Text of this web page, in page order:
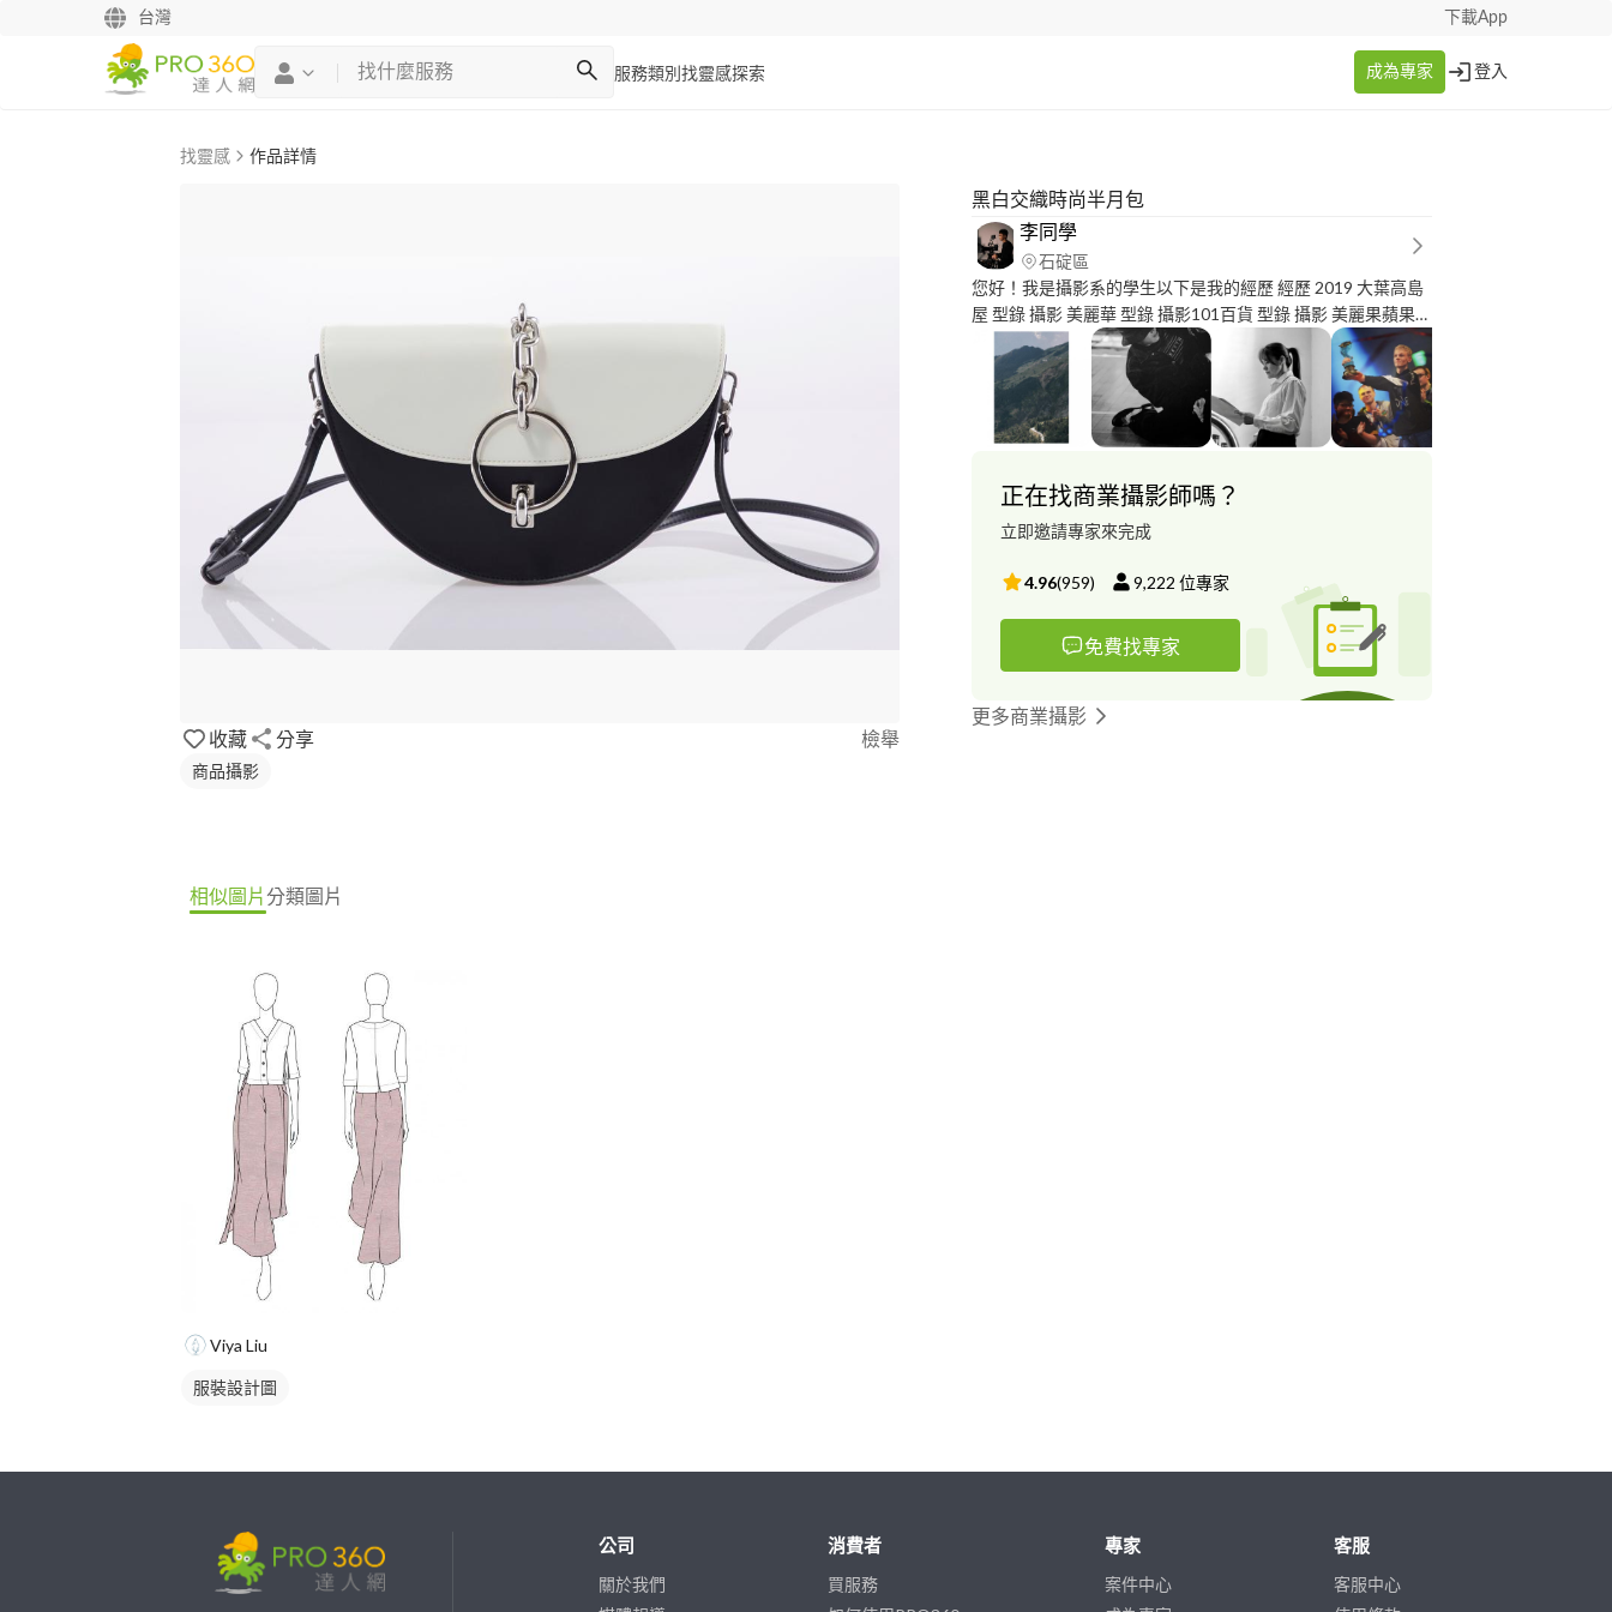
台灣 下載App
服務類別 找靈感探索 成為專家 登入
找靈感 作品詳情
收藏 分享 檢舉
商品攝影
黑白交織時尚半月包
李同學
石碇區
您好！我是攝影系的學生以下是我的經歷 經歷 2019 大葉高島
屋 型錄 攝影 美麗華 型錄 攝影101百貨 型錄 攝影 美麗果蘋果蘇
打 平面攝影 爐石戰記世界冠軍賽 平面攝影 2020 財團法人林迺
翁文教基金會 順益台灣原住民博物館-美術分館 導覽手冊 平面
攝影 牡丹還魂 白先勇與崑曲復興 預告協力攝影 農委會創意國
產茶影片比賽 第一名 佳作 評審特別獎 世界展望會飢餓三十 空
拍/攝影 2021 AS STUDIO（橙果）攝影 百年伍中 府城延陵堂
寶陳啟村紀錄片 攝影 Coway TVC收音 Yoyo-Papillon MV攝大
助 古道照顏色-秦孝儀紀錄片 攝影執導
正在找商業攝影師嗎？
立即邀請專家來完成
4.96(959) 9,222 位專家
免費找專家
更多商業攝影
相似圖片分類圖片
Viya Liu
服裝設計圖
公司
關於我們
消費者
買服務
專家
案件中心
客服
客服中心